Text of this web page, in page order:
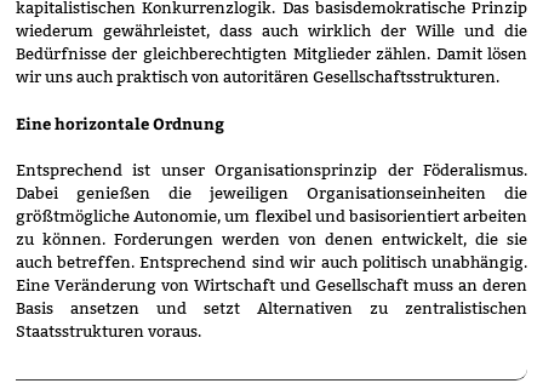
kapitalistischen Konkurrenzlogik. Das basisdemokratische Prinzip
wiederum gewährleistet, dass auch wirklich der Wille und die
Bedürfnisse der gleichberechtigten Mitglieder zählen. Damit lösen
wir uns auch praktisch von autoritären Gesellschaftsstrukturen.
Eine horizontale Ordnung
Entsprechend ist unser Organisationsprinzip der Föderalismus.
Dabei genießen die jeweiligen Organisationseinheiten die
größtmögliche Autonomie, um flexibel und basisorientiert arbeiten
zu können. Forderungen werden von denen entwickelt, die sie
auch betreffen. Entsprechend sind wir auch politisch unabhängig.
Eine Veränderung von Wirtschaft und Gesellschaft muss an deren
Basis ansetzen und setzt Alternativen zu zentralistischen
Staatsstrukturen voraus.